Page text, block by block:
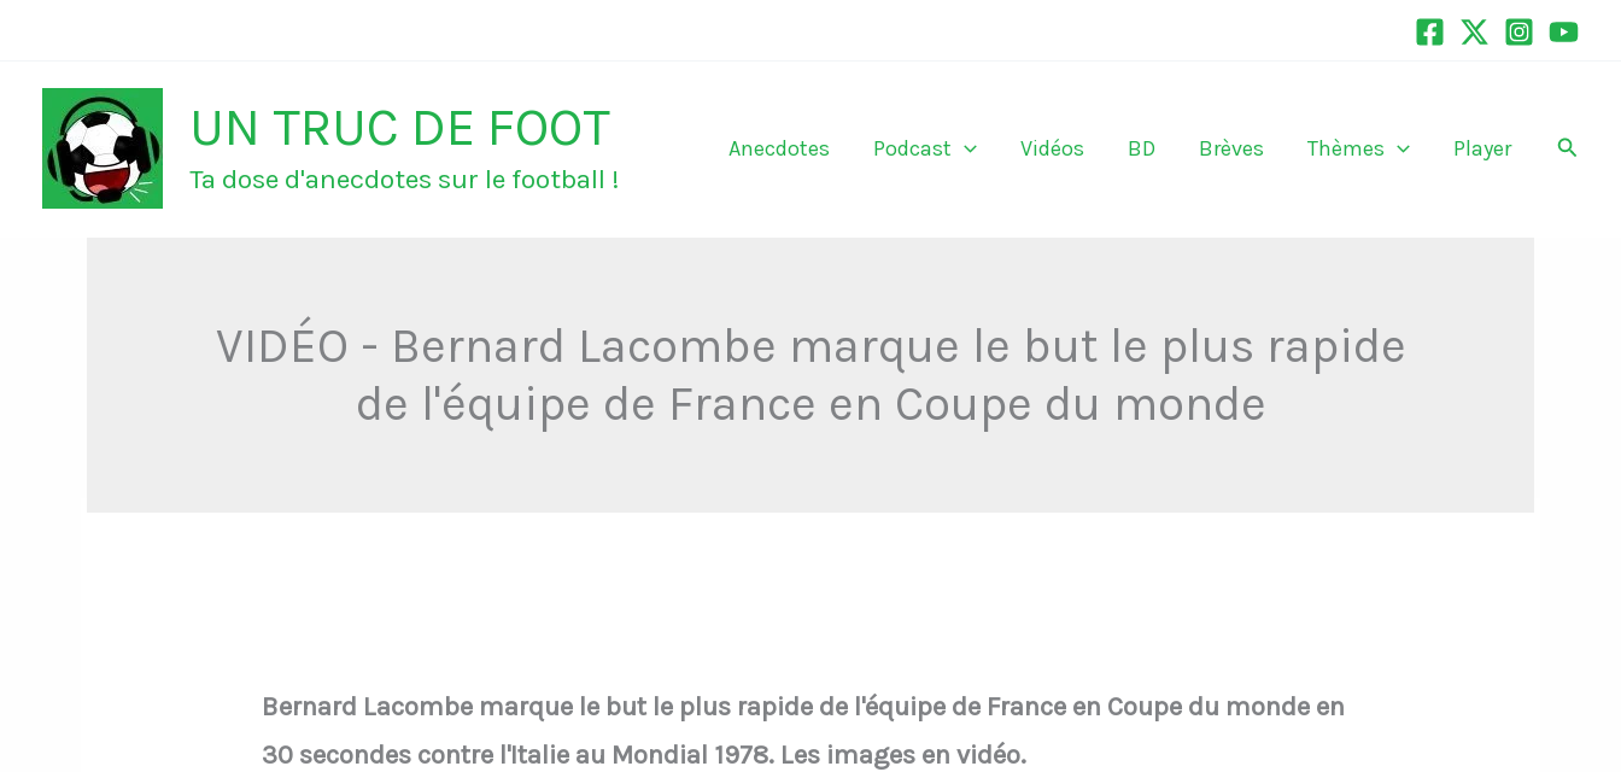
contenu
UN TRUC DE FOOT
Ta dose d'anecdotes sur le football !
Anecdotes Podcast Vidéos BD Brèves Thèmes Player
VIDÉO - Bernard Lacombe marque le but le plus rapide
de l'équipe de France en Coupe du monde
Bernard Lacombe marque le but le plus rapide de l'équipe de France en Coupe du monde en
30 secondes contre l'Italie au Mondial 1978. Les images en vidéo.